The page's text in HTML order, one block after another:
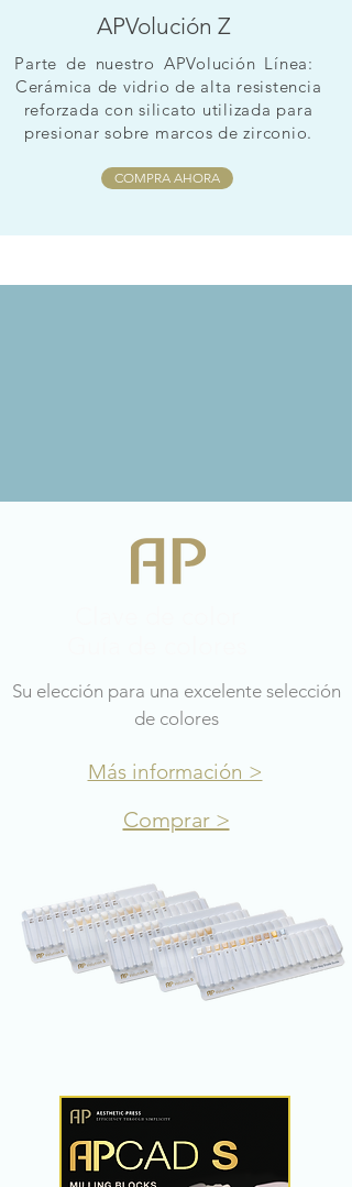
APVolución Z
Parte de nuestro APVolución Línea:
Cerámica de vidrio de alta resistencia
reforzada con silicato utilizada para
presionar sobre marcos de zirconio.
COMPRA AHORA
Su elección para una excelente selección
de colores
Más información >
Comprar >